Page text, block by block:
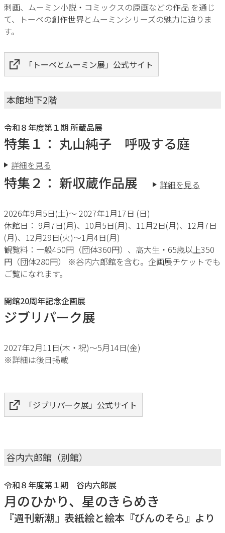
刺画、ムーミン小説・コミックスの原画などの作品 を通じ
て、トーベの創作世界とムーミンシリーズの魅力に迫りま
す。
「トーベとムーミン展」公式サイト
本館地下2階
令和８年度第１期 所蔵品展
特集１： 丸山純子 呼吸する庭
詳細を見る
特集２： 新収蔵作品展 詳細を見る
2026年9月5日(土)〜 2027年1月17日 (日)
休館日： 9月7日(月)、10月5日(月)、11月2日(月)、12月7日
(月)、12月29日(火)～1月4日(月)
観覧料：一般450円（団体360円）、高大生・65歳以上350
円（団体280円） ※谷内六郎館を含む。企画展チケットでも
ご覧になれます。
開館20周年記念企画展
ジブリパーク展
2027年2月11日(木・祝)〜5月14日(金)
※詳細は後日掲載
「ジブリパーク展」公式サイト
谷内六郎館（別館）
令和８年度第１期 谷内六郎展
月のひかり、星のきらめき
『週刊新潮』表紙絵と絵本『びんのそら』より